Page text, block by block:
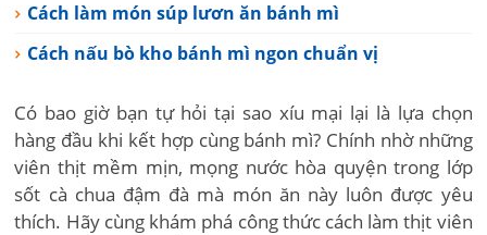
Cách làm món súp lươn ăn bánh mì
Cách nấu bò kho bánh mì ngon chuẩn vị
Có bao giờ bạn tự hỏi tại sao xíu mại lại là lựa chọn
hàng đầu khi kết hợp cùng bánh mì? Chính nhờ những
viên thịt mềm mịn, mọng nước hòa quyện trong lớp
sốt cà chua đậm đà mà món ăn này luôn được yêu
thích. Hãy cùng khám phá công thức cách làm thịt viên